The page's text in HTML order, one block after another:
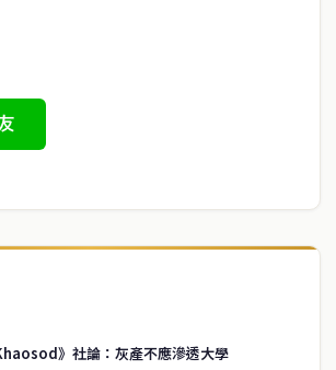
》社論：灰產不應滲透大學